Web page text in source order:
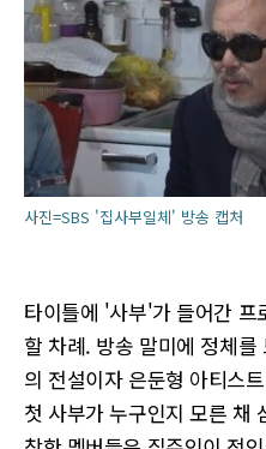
사진=SBS '집사부일체' 방송 캡처
타이틀에 '사부'가 들어간 프
할 차례. 방송 말미에 정체
의 전설이자 은둔형 아티스
첫 사부가 누구인지 모른 채